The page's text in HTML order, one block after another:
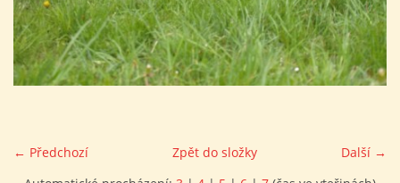
FOTOALBUM
PROVOZNÍ ŘÁD
O NÁS - HISTORIE A SOUČASNOST
← Předchozí Další →
Zpět do složky